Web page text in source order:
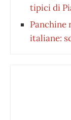
tipici di
Panchine
italiane: